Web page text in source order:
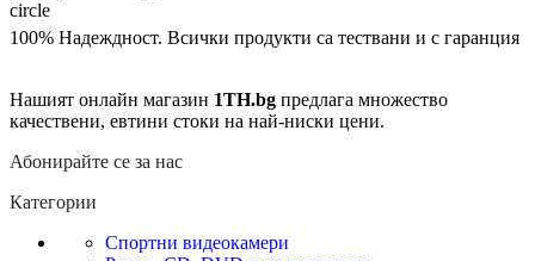
100% Надеждност. Всички продукти са тествани и с гаранция
Нашият онлайн магазин 1TH.bg предлага множество
качествени, евтини стоки на най-ниски цени.
Абонирайте се за нас
Категории
Спортни видеокамери